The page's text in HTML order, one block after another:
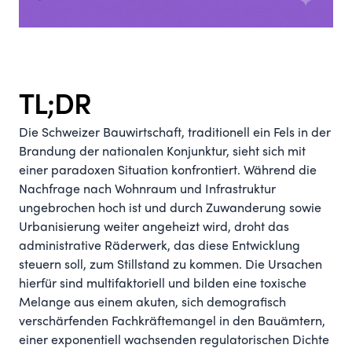
TL;DR
Die Schweizer Bauwirtschaft, traditionell ein Fels in der
Brandung der nationalen Konjunktur, sieht sich mit
einer paradoxen Situation konfrontiert. Während die
Nachfrage nach Wohnraum und Infrastruktur
ungebrochen hoch ist und durch Zuwanderung sowie
Urbanisierung weiter angeheizt wird, droht das
administrative Räderwerk, das diese Entwicklung
steuern soll, zum Stillstand zu kommen. Die Ursachen
hierfür sind multifaktoriell und bilden eine toxische
Melange aus einem akuten, sich demografisch
verschärfenden Fachkräftemangel in den Bauämtern,
einer exponentiell wachsenden regulatorischen Dichte